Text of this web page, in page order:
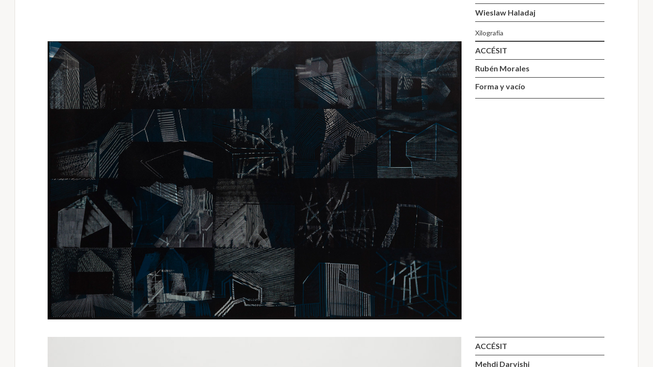
Wieslaw Haladaj
Xilografía
ACCÉSIT
Rubén Morales
Forma y vacío
ACCÉSIT
Mehdi Darvishi